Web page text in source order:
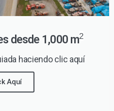
desde 1,000 m2
haciendo clic aquí
Aquí